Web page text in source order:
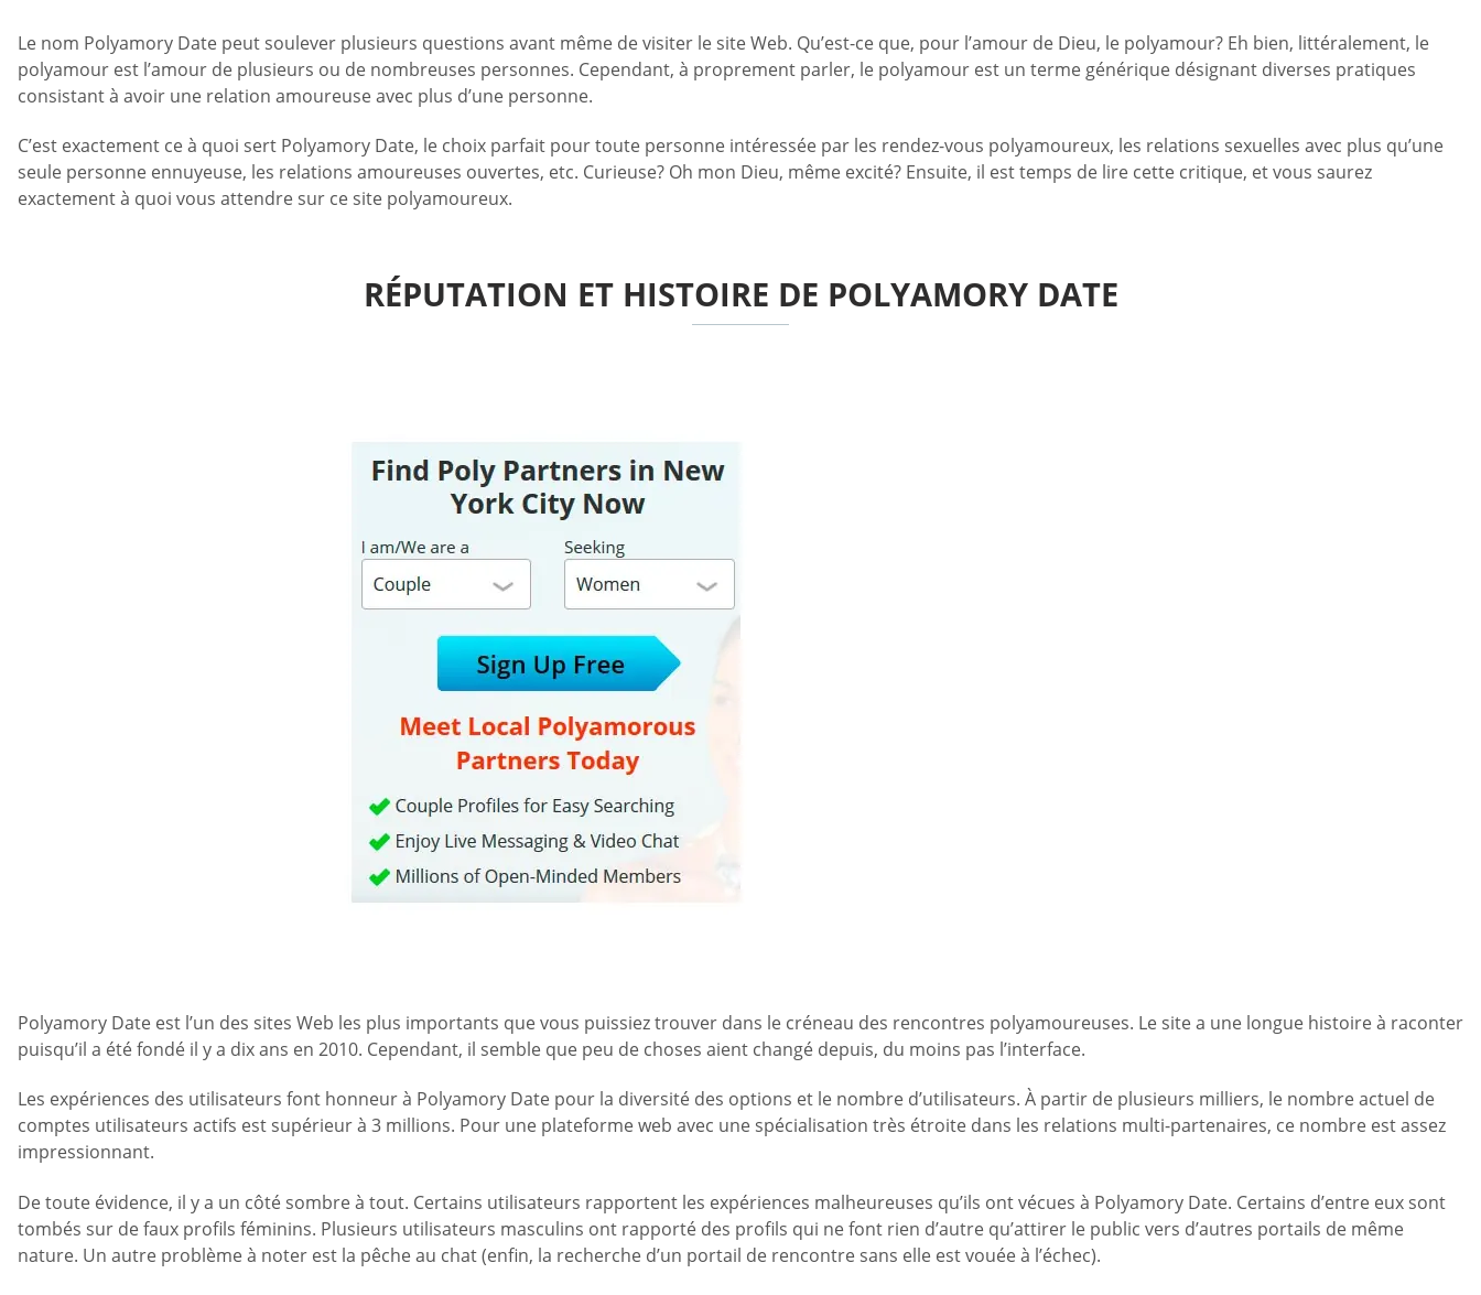
Le nom Polyamory Date peut soulever plusieurs questions avant même de visiter le site Web. Qu’est-ce que, pour l’amour de Dieu, le polyamour? Eh bien, littéralement, le
polyamour est l’amour de plusieurs ou de nombreuses personnes. Cependant, à proprement parler, le polyamour est un terme générique désignant diverses pratiques
consistant à avoir une relation amoureuse avec plus d’une personne.
C’est exactement ce à quoi sert Polyamory Date, le choix parfait pour toute personne intéressée par les rendez-vous polyamoureux, les relations sexuelles avec plus qu’une
seule personne ennuyeuse, les relations amoureuses ouvertes, etc. Curieuse? Oh mon Dieu, même excité? Ensuite, il est temps de lire cette critique, et vous saurez
exactement à quoi vous attendre sur ce site polyamoureux.
RÉPUTATION ET HISTOIRE DE POLYAMORY DATE
Polyamory Date est l’un des sites Web les plus importants que vous puissiez trouver dans le créneau des rencontres polyamoureuses. Le site a une longue histoire à raconter
puisqu’il a été fondé il y a dix ans en 2010. Cependant, il semble que peu de choses aient changé depuis, du moins pas l’interface.
Les expériences des utilisateurs font honneur à Polyamory Date pour la diversité des options et le nombre d’utilisateurs. À partir de plusieurs milliers, le nombre actuel de
comptes utilisateurs actifs est supérieur à 3 millions. Pour une plateforme web avec une spécialisation très étroite dans les relations multi-partenaires, ce nombre est assez
impressionnant.
De toute évidence, il y a un côté sombre à tout. Certains utilisateurs rapportent les expériences malheureuses qu’ils ont vécues à Polyamory Date. Certains d’entre eux sont
tombés sur de faux profils féminins. Plusieurs utilisateurs masculins ont rapporté des profils qui ne font rien d’autre qu’attirer le public vers d’autres portails de même
nature. Un autre problème à noter est la pêche au chat (enfin, la recherche d’un portail de rencontre sans elle est vouée à l’échec).